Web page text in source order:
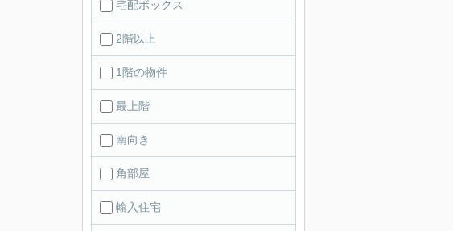
宅配ボックス
2階以上
1階の物件
最上階
南向き
角部屋
輸入住宅